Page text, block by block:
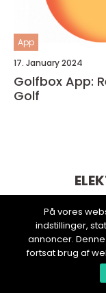
App
17. January 2024
Golfbox App:
Golf
På vores
indstillinger,
annoncer.
fortsat brug af